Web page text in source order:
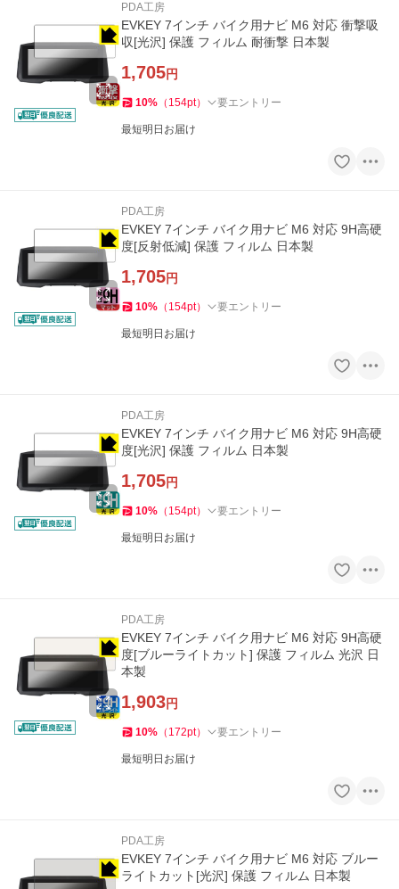
PDA工房
EVKEY 7インチ バイク用ナビ M6 対応 衝撃吸
収[光沢] 保護 フィルム 耐衝撃 日本製
1,705円
10% （ 154pt） 要エントリー
最短明日お届け
PDA工房
EVKEY 7インチ バイク用ナビ M6 対応 9H高硬
度[反射低減] 保護 フィルム 日本製
1,705円
10% （ 154pt） 要エントリー
最短明日お届け
PDA工房
EVKEY 7インチ バイク用ナビ M6 対応 9H高硬
度[光沢] 保護 フィルム 日本製
1,705円
10% （ 154pt） 要エントリー
最短明日お届け
PDA工房
EVKEY 7インチ バイク用ナビ M6 対応 9H高硬
度[ブルーライトカット] 保護 フィルム 光沢 日
本製
1,903円
10% （ 172pt） 要エントリー
最短明日お届け
PDA工房
EVKEY 7インチ バイク用ナビ M6 対応 ブルー
ライトカット[光沢] 保護 フィルム 日本製